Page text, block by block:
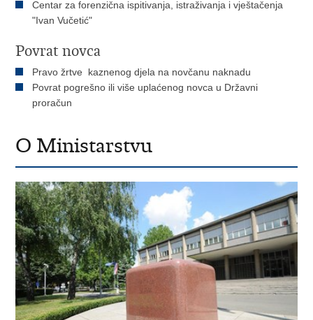
Centar za forenzična ispitivanja, istraživanja i vještačenja
"Ivan Vučetić"
Povrat novca
Pravo žrtve kaznenog djela na novčanu naknadu
Povrat pogrešno ili više uplaćenog novca u Državni
proračun
O Ministarstvu